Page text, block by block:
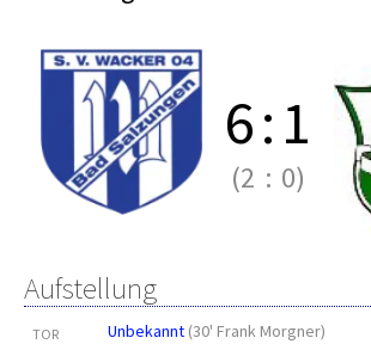
6:1
(2 : 0)
Aufstellung
TOR Unbekannt (30' Frank Morgner)